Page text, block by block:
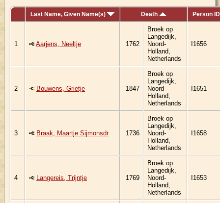
Last Name, Given Name(s) Death Person ID
1 Aarjens, Neeltje 1762
Broek op
Langedijk,
Noord-
Holland,
Netherlands
I1656
2 Bouwens, Grietje 1847
Broek op
Langedijk,
Noord-
Holland,
Netherlands
I1651
3 Braak, Maartje Sijmonsdr 1736
Broek op
Langedijk,
Noord-
Holland,
Netherlands
I1658
4 Langereis, Trijntje 1769
Broek op
Langedijk,
Noord-
Holland,
Netherlands
I1653